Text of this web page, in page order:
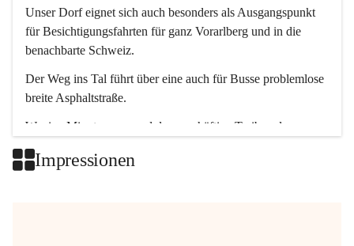
Unser Dorf eignet sich auch besonders als Ausgangspunkt
für Besichtigungsfahrten für ganz Vorarlberg und in die
benachbarte Schweiz.
Der Weg ins Tal führt über eine auch für Busse problemlose
breite Asphaltstraße.
Wenige Minuten nur, und das geschäftige Treiben der
Impressionen